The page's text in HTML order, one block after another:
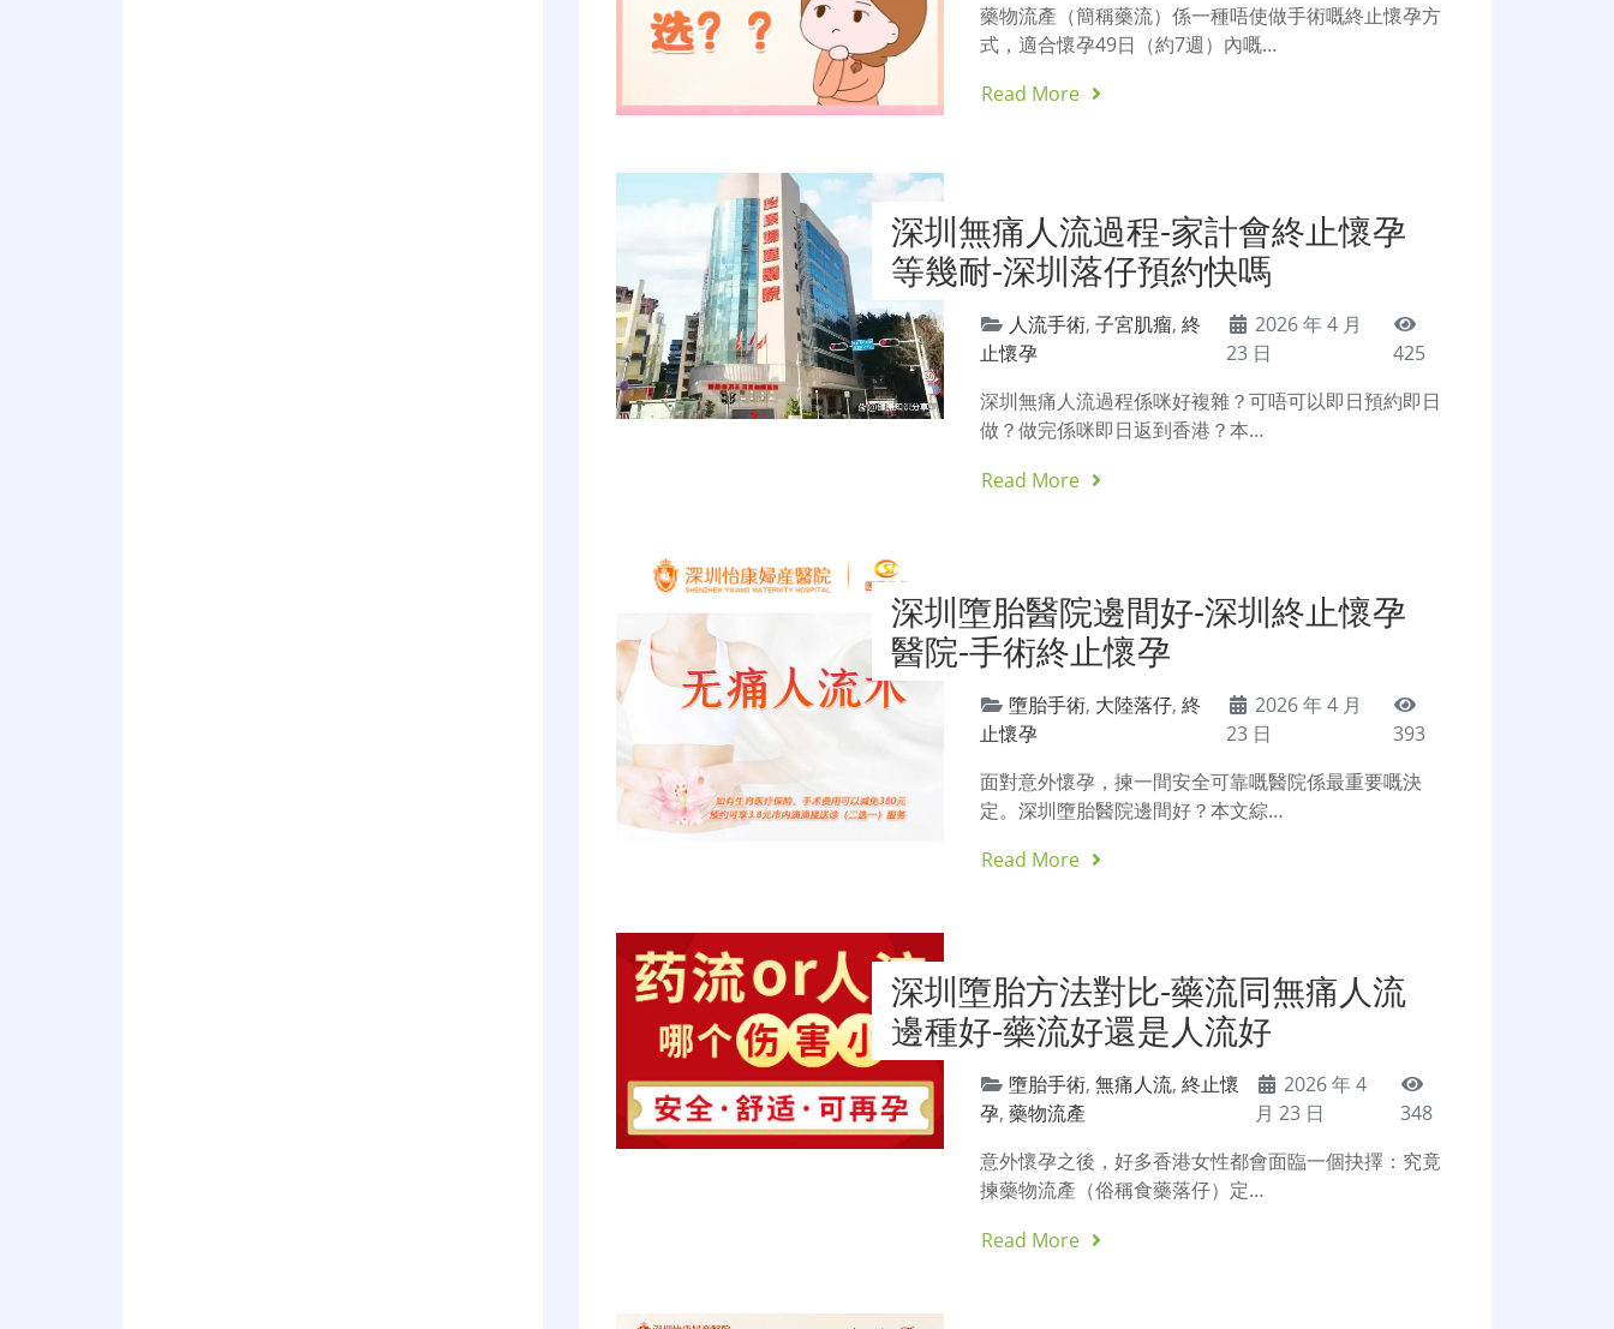
藥物流產（簡稱藥流）係一種唔使做手術嘅終止懷孕方
式，適合懷孕49日（約7週）內嘅…
Read More
深圳無痛人流過程-家計會終止懷孕
等幾耐-深圳落仔預約快嗎
人流手術,子宮肌瘤,終
止懷孕
2026 年 4 月
23 日
425
深圳無痛人流過程係咪好複雜？可唔可以即日預約即日
做？做完係咪即日返到香港？本…
Read More
深圳墮胎醫院邊間好-深圳終止懷孕
醫院-手術終止懷孕
墮胎手術, 大陸落仔,終
止懷孕
2026 年 4 月
23 日
393
面對意外懷孕，揀一間安全可靠嘅醫院係最重要嘅決
定。深圳墮胎醫院邊間好？本文綜…
Read More
深圳墮胎方法對比-藥流同無痛人流
邊種好-藥流好還是人流好
墮胎手術,無痛人流,終止懷
孕,藥物流產
2026 年 4
月 23 日
348
意外懷孕之後，好多香港女性都會面臨一個抉擇：究竟
揀藥物流產（俗稱食藥落仔）定…
Read More